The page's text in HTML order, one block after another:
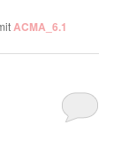
ACMA_6.1